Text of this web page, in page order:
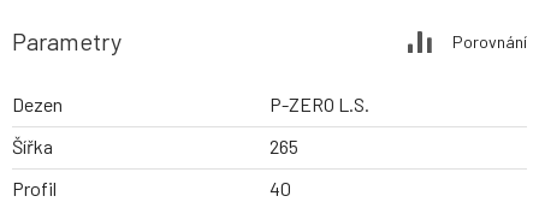
Parametry Porovnání
Dezen
P-ZERO L.S.
Šířka
265
Profil
40